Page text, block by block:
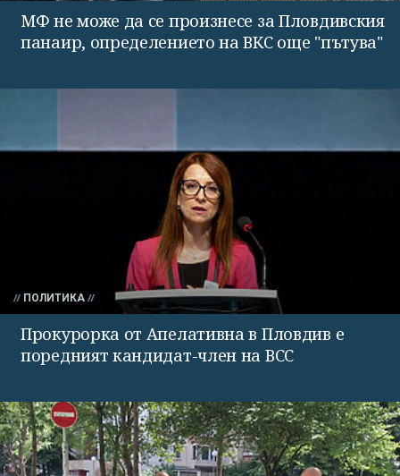
МФ не може да се произнесе за Пловдивския
панаир, определението на ВКС още "пътува"
ПОЛИТИКА
Прокурорка от Апелативна в Пловдив е
поредният кандидат-член на ВСС